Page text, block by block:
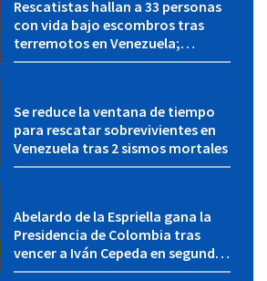
Rescatistas hallan a 33 personas
con vida bajo escombros tras
terremotos en Venezuela;
muertos suben a 1.430
Se reduce la ventana de tiempo
para rescatar sobrevivientes en
Venezuela tras 2 sismos mortales
Abelardo de la Espriella gana la
Presidencia de Colombia tras
vencer a Iván Cepeda en segunda
vuelta electoral